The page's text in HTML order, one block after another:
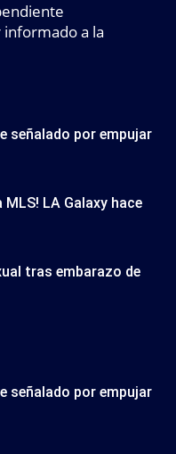
a la
señalado por empujar
MLS! LA Galaxy hace
tras embarazo de
señalado por empujar